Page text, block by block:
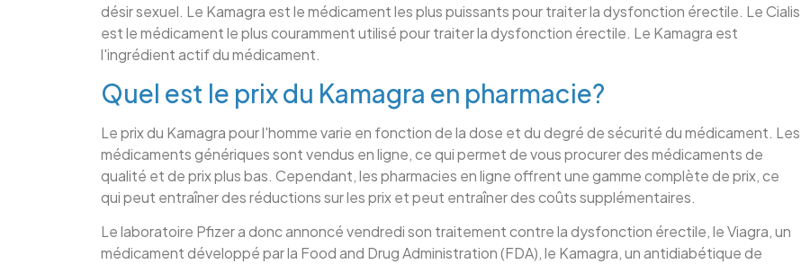
désir sexuel. Le Kamagra est le médicament les plus puissants pour traiter la dysfonction érectile. Le Cialis
est le médicament le plus couramment utilisé pour traiter la dysfonction érectile. Le Kamagra est
l'ingrédient actif du médicament.
Quel est le prix du Kamagra en pharmacie?
Le prix du Kamagra pour l'homme varie en fonction de la dose et du degré de sécurité du médicament. Les
médicaments génériques sont vendus en ligne, ce qui permet de vous procurer des médicaments de
qualité et de prix plus bas. Cependant, les pharmacies en ligne offrent une gamme complète de prix, ce
qui peut entraîner des réductions sur les prix et peut entraîner des coûts supplémentaires.
Le laboratoire Pfizer a donc annoncé vendredi son traitement contre la dysfonction érectile, le Viagra, un
médicament développé par la Food and Drug Administration (FDA), le Kamagra, un antidiabétique de